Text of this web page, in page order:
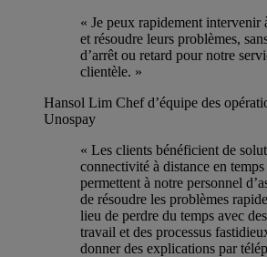
« Je peux rapidement intervenir
et résoudre leurs problèmes,
d’arrêt ou retard pour notre
clientèle. »
Hansol Lim Chef d’équipe des
Unospay
« Les clients bénéficient de
connectivité à distance en
permettent à notre personnel
de résoudre les problèmes
lieu de perdre du temps avec
travail et des processus
donner des explications par